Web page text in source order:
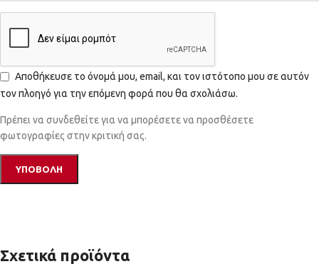
Αποθήκευσε το όνομά μου, email, και τον ιστότοπο μου σε αυτόν
τον πλοηγό για την επόμενη φορά που θα σχολιάσω.
Πρέπει να συνδεθείτε για να μπορέσετε να προσθέσετε
φωτογραφίες στην κριτική σας.
Σχετικά προϊόντα